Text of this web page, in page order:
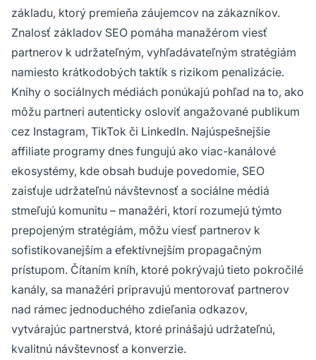
základu, ktorý premieňa záujemcov na zákazníkov.
Znalosť základov SEO pomáha manažérom viesť
partnerov k udržateľným, vyhľadávateľným stratégiám
namiesto krátkodobých taktík s rizikom penalizácie.
Knihy o sociálnych médiách ponúkajú pohľad na to, ako
môžu partneri autenticky osloviť angažované publikum
cez Instagram, TikTok či LinkedIn. Najúspešnejšie
affiliate programy dnes fungujú ako viac-kanálové
ekosystémy, kde obsah buduje povedomie, SEO
zaisťuje udržateľnú návštevnosť a sociálne médiá
stmeľujú komunitu – manažéri, ktorí rozumejú týmto
prepojeným stratégiám, môžu viesť partnerov k
sofistikovanejším a efektívnejším propagačným
prístupom. Čítaním kníh, ktoré pokrývajú tieto pokročilé
kanály, sa manažéri pripravujú mentorovať partnerov
nad rámec jednoduchého zdieľania odkazov,
vytvárajúc partnerstvá, ktoré prinášajú udržateľnú,
kvalitnú návštevnosť a konverzie.